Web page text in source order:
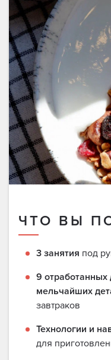
ЧТО ВЫ
3 занятия под
9 отработанных
мельчайших
завтраков
Технологии и
для